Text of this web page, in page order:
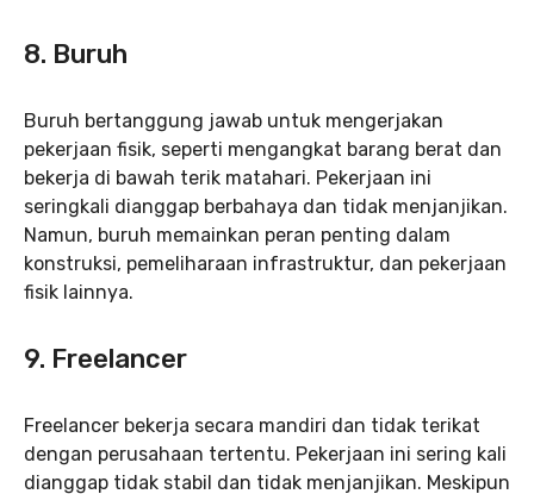
8. Buruh
Buruh bertanggung jawab untuk mengerjakan
pekerjaan fisik, seperti mengangkat barang berat dan
bekerja di bawah terik matahari. Pekerjaan ini
seringkali dianggap berbahaya dan tidak menjanjikan.
Namun, buruh memainkan peran penting dalam
konstruksi, pemeliharaan infrastruktur, dan pekerjaan
fisik lainnya.
9. Freelancer
Freelancer bekerja secara mandiri dan tidak terikat
dengan perusahaan tertentu. Pekerjaan ini sering kali
dianggap tidak stabil dan tidak menjanjikan. Meskipun